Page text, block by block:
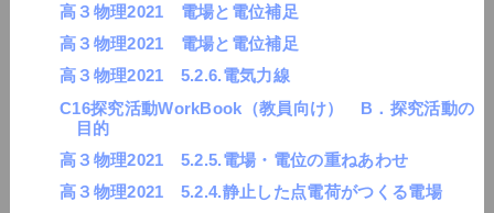
高３物理2021 電場と電位補足
高３物理2021 電場と電位補足
高３物理2021 5.2.6.電気力線
C16探究活動WorkBook（教員向け） B．探究活動の
目的
高３物理2021 5.2.5.電場・電位の重ねあわせ
高３物理2021 5.2.4.静止した点電荷がつくる電場